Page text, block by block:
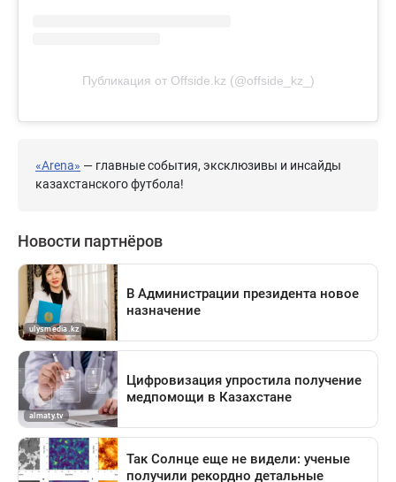
Публикация от Offside.kz (@offside_kz_)
«Arena» — главные события, эксклюзивы и инсайды
казахстанского футбола!